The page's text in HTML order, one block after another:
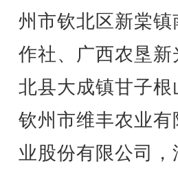
州市钦北区新棠
作社、广西农垦
北县大成镇甘子
钦州市维丰农业
业股份有限公司